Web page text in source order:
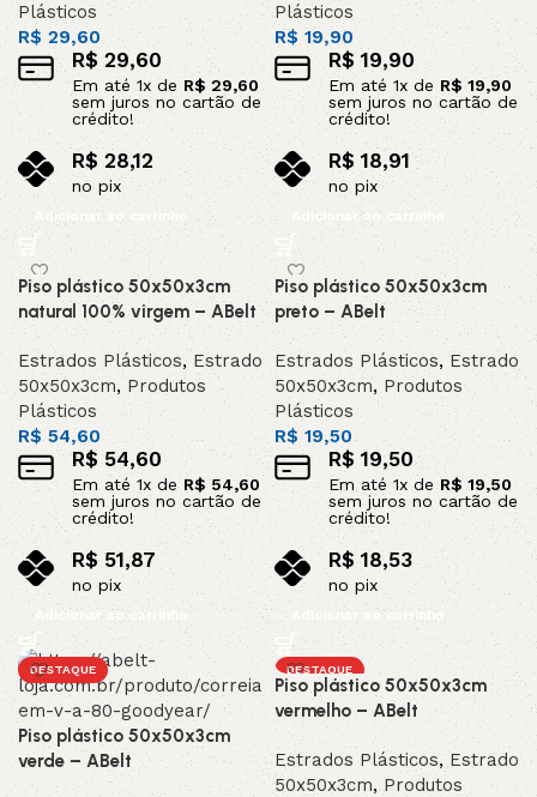
Plásticos
R$ 29,60
R$ 29,60
Em até1x de R$ 29,60
sem juros no cartão de
crédito!
R$ 28,12
no pix
Adicionar ao carrinho
Plásticos
R$ 19,90
R$19,90
Em até 1x de R$19,90
sem juros no cartão de
crédito!
R$ 18,91
no pix
Adicionar ao carrinho
Piso plástico 50x50x3cm
natural 100% virgem – ABelt
Estrados Plásticos, Estrado
50x50x3cm, Produtos
Plásticos
R$54,60
R$ 54,60
Em até 1x de R$ 54,60
sem juros no cartão de
crédito!
R$51,87
no pix
Adicionar ao carrinho
Piso plástico 50x50x3cm
preto – ABelt
Estrados Plásticos, Estrado
50x50x3cm, Produtos
Plásticos
R$19,50
R$ 19,50
Em até1x deR$ 19,50
sem juros no cartão de
crédito!
R$18,53
no pix
Adicionar ao carrinho
DESTAQUE
Piso plástico 50x50x3cm
verde – ABelt
DESTAQUE
Piso plástico 50x50x3cm
vermelho – ABelt
Estrados Plásticos, Estrado
50x50x3cm,Produtos